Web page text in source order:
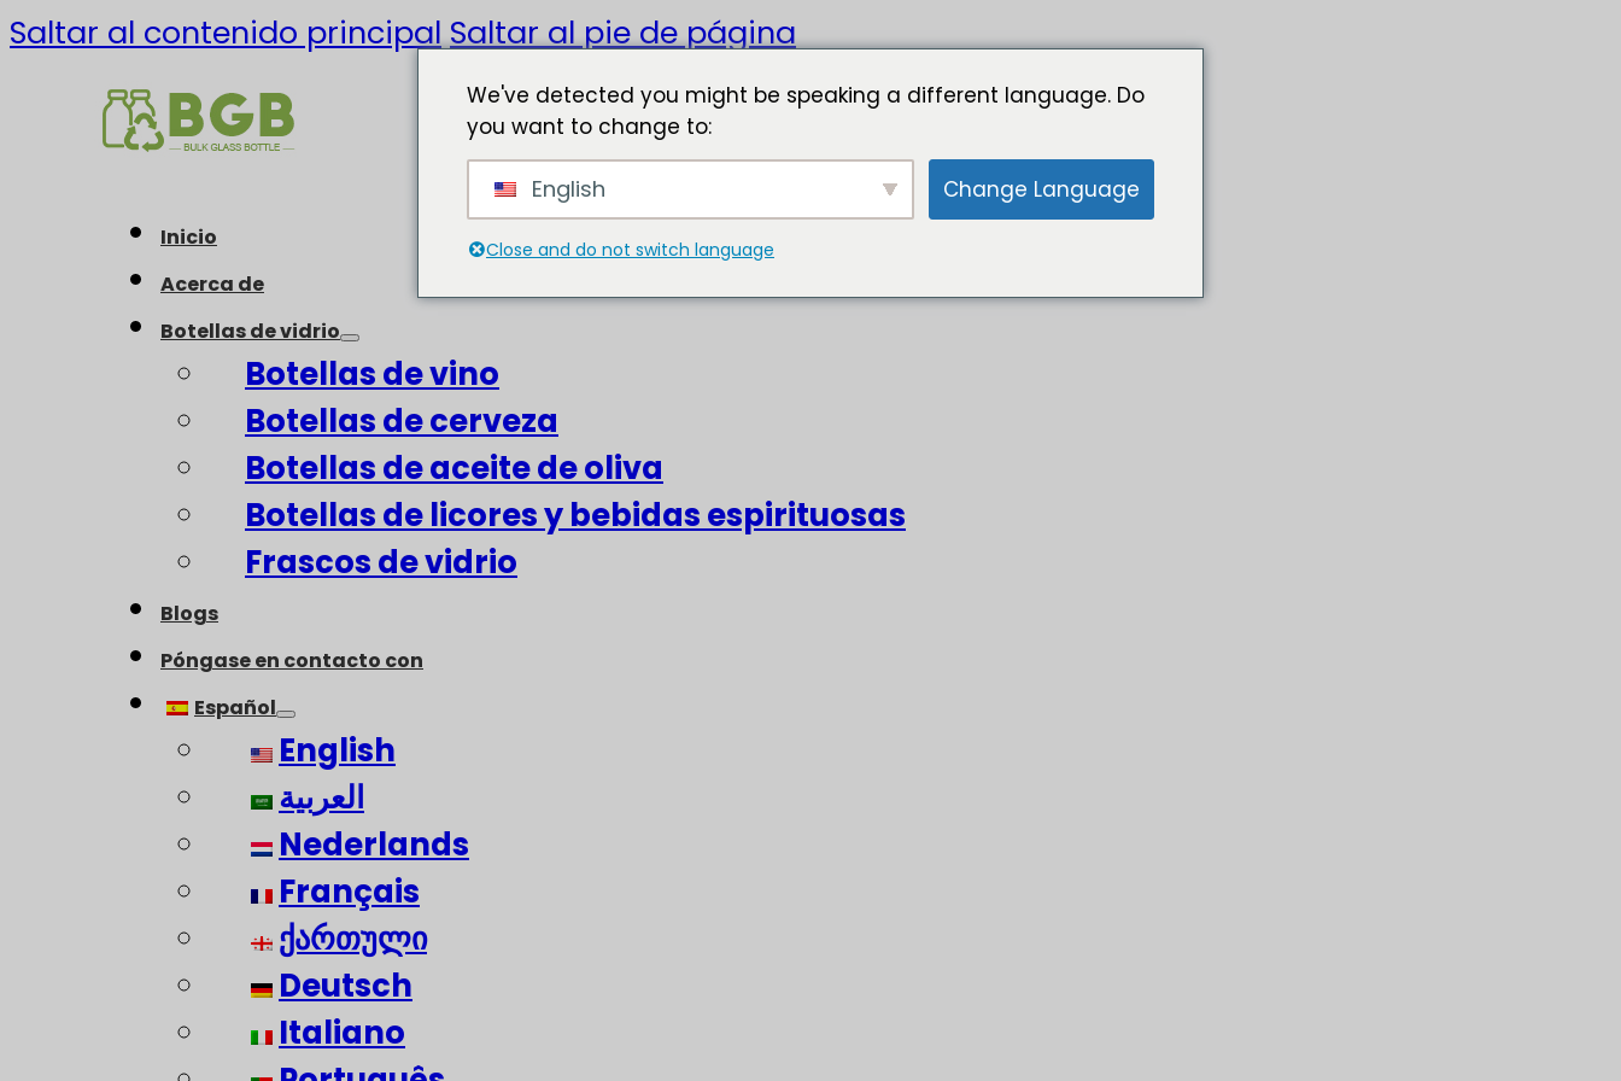
Saltar al contenido principalSaltar al pie de página
Inicio
Acerca de
Botellas de vidrio
Botellas de vino
Botellas de cerveza
Botellas de aceite de oliva
Botellas de licores y bebidas espirituosas
Frascos de vidrio
Blogs
Póngase en contacto con
Español
English
العربية
Nederlands
Français
ქართული
Deutsch
Italiano
We've detected you might be speaking a different language. Do
you want to change to:
English Change Language
Close and do not switch language